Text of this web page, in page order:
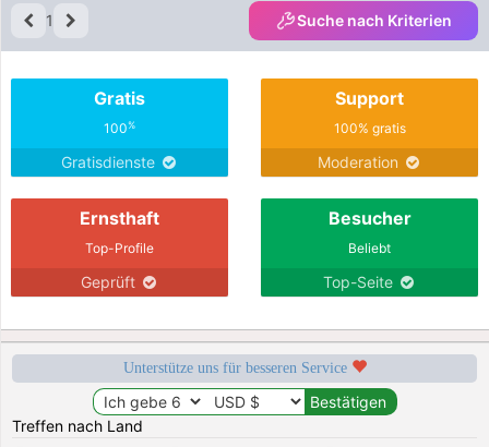
1 Suche nach Kriterien
Gratis
100%
Gratisdienste
Support
100% gratis
Moderation
Ernsthaft
Top-Profile
Geprüft
Besucher
Beliebt
Top-Seite
Unterstütze uns für besseren Service
Treffen nach Land